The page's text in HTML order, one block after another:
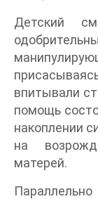
Детский
впитывали
помощь
накоплении
на
матерей.